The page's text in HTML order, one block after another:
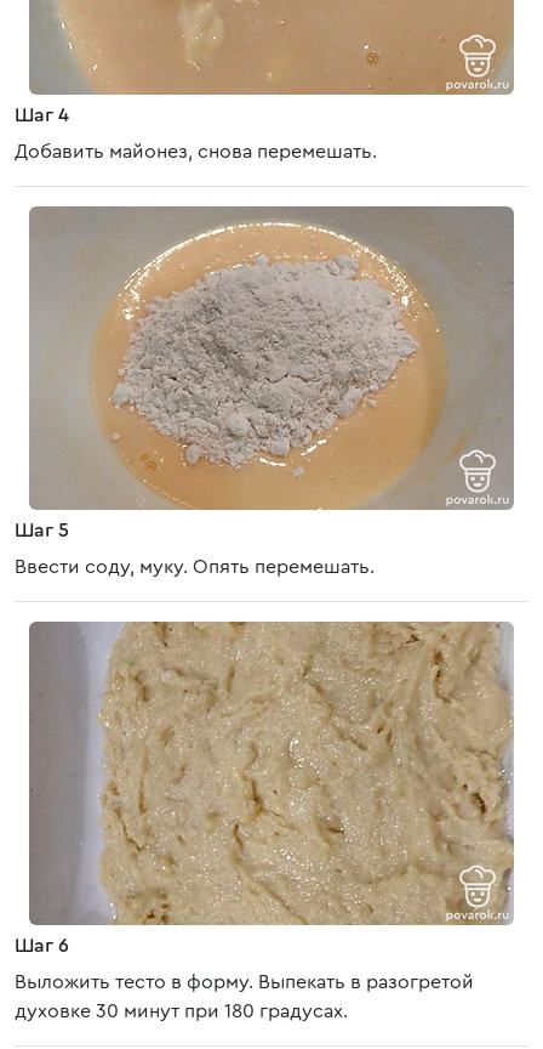
Шаг 4
Добавить майонез, снова перемешать.
Шаг 5
Ввести соду, муку. Опять перемешать.
Шаг 6
Выложить тесто в форму. Выпекать в разогретой
духовке 30 минут при 180 градусах.